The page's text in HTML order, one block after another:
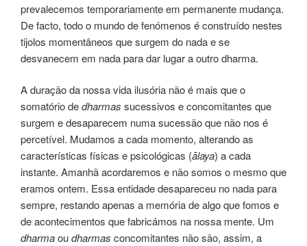
prevalecemos temporariamente em permanente mudança.
De facto, todo o mundo de fenómenos é construído nestes
tijolos momentâneos que surgem do nada e se
desvanecem em nada para dar lugar a outro dharma.
A duração da nossa vida ilusória não é mais que o
somatório dedharmas sucessivos e concomitantes que
surgem e desaparecem numa sucessão que não nos é
percetível. Mudamos a cada momento, alterando as
características físicas e psicológicas (ālaya) a cada
instante. Amanhã acordaremos e não somos o mesmo que
eramos ontem. Essa entidade desapareceu no nada para
sempre, restando apenas a memória de algo que fomos e
de acontecimentos que fabricámos na nossa mente. Um
dharmaoudharmas concomitantes não são, assim, a